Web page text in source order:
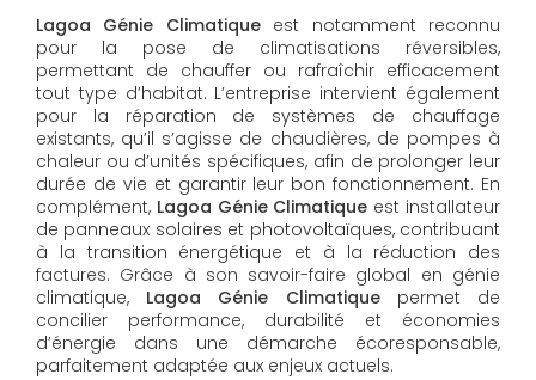
Lagoa Génie Climatiqueest notamment reconnu
pour la pose de climatisations réversibles,
permettant de chauffer ou rafraîchir efficacement
tout type d’habitat. L’entreprise intervient également
pour la réparation de systèmes de chauffage
existants, qu’il s’agisse de chaudières, de pompes à
chaleur ou d’unités spécifiques, afin de prolonger leur
durée de vie et garantir leur bon fonctionnement. En
complément, Lagoa Génie Climatique est installateur
de panneaux solaires et photovoltaïques, contribuant
à la transition énergétique et à la réduction des
factures. Grâce à son savoir-faire global en génie
climatique, Lagoa Génie Climatiquepermet de
concilier performance, durabilité et économies
d’énergie dans une démarche écoresponsable,
parfaitement adaptée aux enjeux actuels.